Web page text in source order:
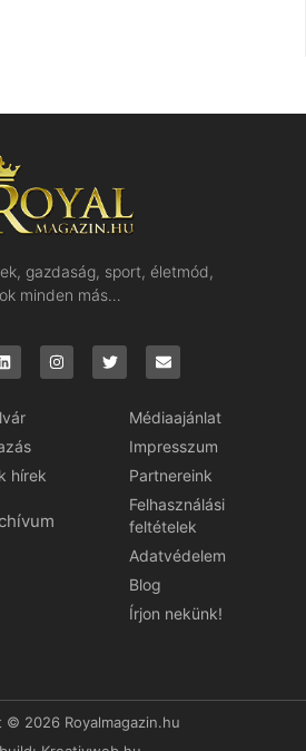
gazdaság, sport, életmód,
minden más…
hírek
Médiaajánlat
Impresszum
Partnereink
Felhasználási
feltételek
Adatvédelem
Blog
Írjon nekünk!
© 2026 Royalmagazin.hu